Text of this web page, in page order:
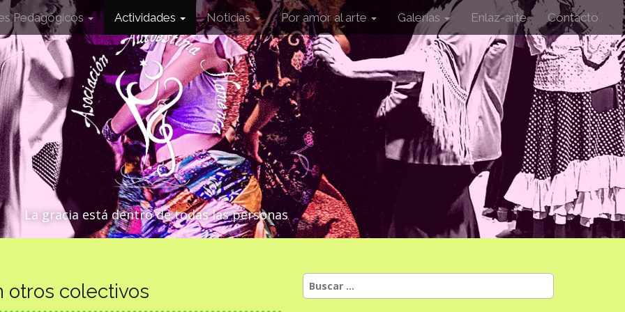
Pedagógicos Actividades Noticias Por amor al arte Galerías Enlaz-arte Contacto
La gracia está dentro de todas las personas
otros colectivos
Buscar: